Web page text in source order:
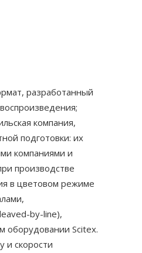
разработанный
компания,
подготовки: их
компаниями и
производстве
в цветовом режиме
by-line),
оборудовании Scitex.
и скорости